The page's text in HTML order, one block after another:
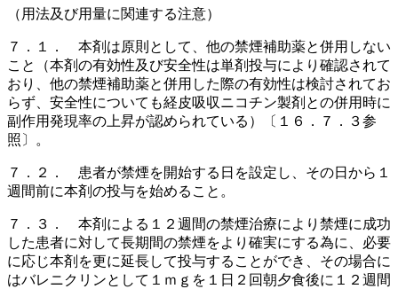
（用法及び用量に関連する注意）
７．１． 本剤は原則として、他の禁煙補助薬と併用しない
こと（本剤の有効性及び安全性は単剤投与により確認されて
おり、他の禁煙補助薬と併用した際の有効性は検討されてお
らず、安全性についても経皮吸収ニコチン製剤との併用時に
副作用発現率の上昇が認められている）〔１６．７．３参
照〕。
７．２． 患者が禁煙を開始する日を設定し、その日から１
週間前に本剤の投与を始めること。
７．３． 本剤による１２週間の禁煙治療により禁煙に成功
した患者に対して長期間の禁煙をより確実にする為に、必要
に応じ本剤を更に延長して投与することができ、その場合に
はバレニクリンとして１ｍｇを１日２回朝夕食後に１２週間